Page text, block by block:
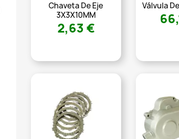
Chaveta De Eje
3X3X10MM
2,63 €
Válvula